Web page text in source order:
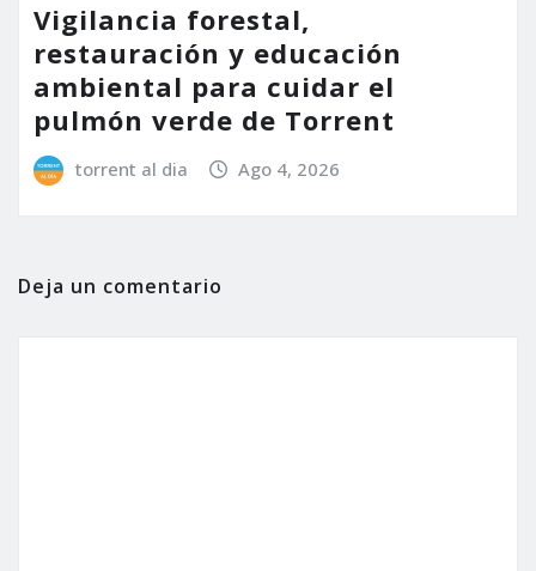
Vigilancia forestal,
restauración y educación
ambiental para cuidar el
pulmón verde de Torrent
torrent al dia Ago 4, 2026
Deja un comentario